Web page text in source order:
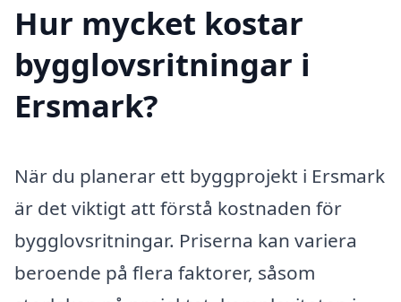
Hur mycket kostar
bygglovsritningar i
Ersmark?
När du planerar ett byggprojekt i Ersmark
är det viktigt att förstå kostnaden för
bygglovsritningar. Priserna kan variera
beroende på flera faktorer, såsom